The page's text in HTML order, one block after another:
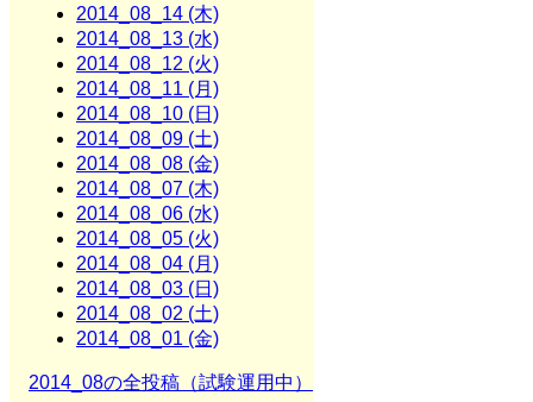
2014_08_14 (木)
2014_08_13 (水)
2014_08_12 (火)
2014_08_11 (月)
2014_08_10 (日)
2014_08_09 (土)
2014_08_08 (金)
2014_08_07 (木)
2014_08_06 (水)
2014_08_05 (火)
2014_08_04 (月)
2014_08_03 (日)
2014_08_02 (土)
2014_08_01 (金)
2014_08の全投稿（試験運用中）